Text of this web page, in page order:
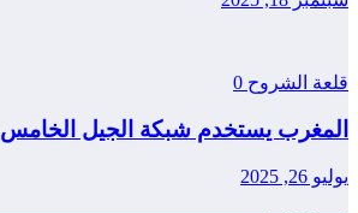
قلعة الشروح 0
المغرب يستخدم شبكة الجيل الخامس 5G واخيرا
يوليو 26, 2025